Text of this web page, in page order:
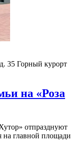
35 Горный курорт
на «Роза
отпразднуют
на главной площади